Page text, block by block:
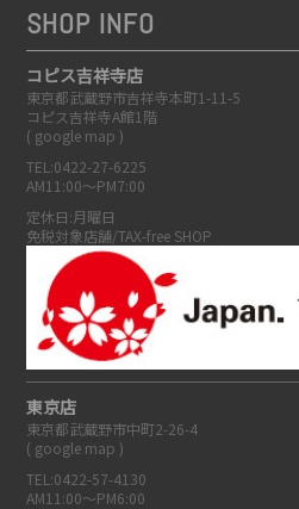
SHOP INFO
コピス吉祥寺店
東京都武蔵野市吉祥寺本町1-11-5
コピス吉祥寺A館1階
( google map )
TEL:0422-27-6225
AM11:00～PM7:00
定休日:月曜日
免税対象店舗/TAX-free SHOP
東京店
東京都武蔵野市中町2-26-4
( google map )
TEL:0422-57-4130
AM11:00～PM6:00